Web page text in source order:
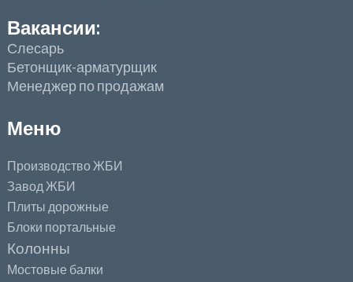
Вакансии:
Слесарь
Бетонщик-арматурщик
Менеджер по продажам
Меню
Производство ЖБИ
Завод ЖБИ
Плиты дорожные
Блоки портальные
Колонны
Мостовые балки